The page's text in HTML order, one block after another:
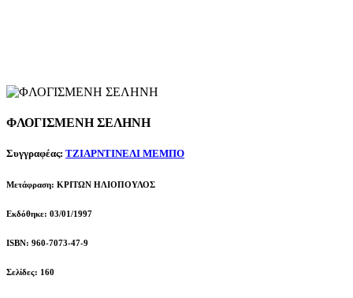
ΦΛΟΓΙΣΜΕΝΗ ΣΕΛΗΝΗ
Συγγραφέας: ΤΖΙΑΡΝΤΙΝΕΛΙ ΜΕΜΠΟ
Μετάφραση: ΚΡΙΤΩΝ ΗΛΙΟΠΟΥΛΟΣ
Εκδόθηκε: 03/01/1997
ISBN: 960-7073-47-9
Σελίδες: 160